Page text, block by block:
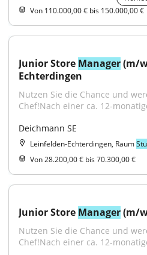
Von 110.000,00 € bis 150.000,00 €
Junior Store Manager (m/
Echterdingen
Nutzen Sie die Chance und
Chef!Nach einer ca. 12-
Deichmann SE
Leinfelden-Echterdingen, Raum
Von 28.200,00 € bis 70.300,00 €
Junior Store Manager (m/
Nutzen Sie die Chance und
Chef!Nach einer ca. 12-